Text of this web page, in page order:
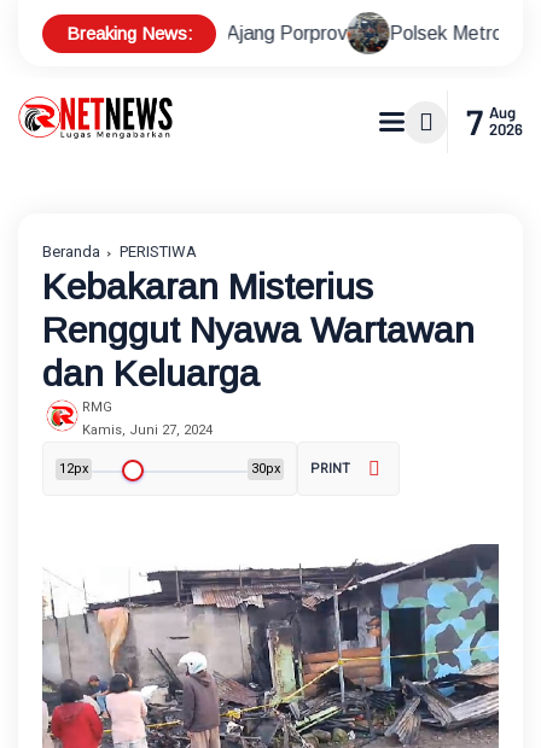
Breaking News:
di Ajang Porprov Polsek Metro Kebayoran Baru
7 Aug
2026
Beranda PERISTIWA
Kebakaran Misterius
Renggut Nyawa Wartawan
dan Keluarga
RMG
Kamis, Juni 27, 2024
12px 30px PRINT